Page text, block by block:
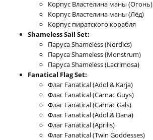
Корпус Властелина маны (Огонь)
Корпус Властелина маны (Лёд)
Корпус пиратского корабля
Shameless Sail Set:
Паруса Shameless (Nordics)
Паруса Shameless (Monstrum)
Паруса Shameless (Lacrimosa)
Fanatical Flag Set:
Флаг Fanatical (Adol & Karja)
Флаг Fanatical (Carnac Guys)
Флаг Fanatical (Carnac Gals)
Флаг Fanatical (Adol & Dana)
Флаг Fanatical (Aprilis)
Флаг Fanatical (Twin Goddesses)